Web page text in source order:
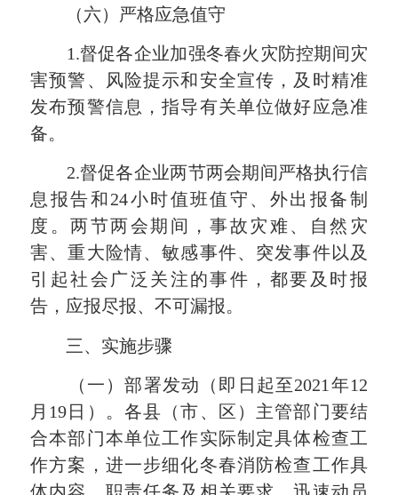
（六）严格应急值守
1.督促各企业加强冬春火灾防控期间灾
害预警、风险提示和安全宣传，及时精准
发布预警信息，指导有关单位做好应急准
备。
2.督促各企业两节两会期间严格执行信
息报告和24小时值班值守、外出报备制
度。两节两会期间，事故灾难、自然灾
害、重大险情、敏感事件、突发事件以及
引起社会广泛关注的事件，都要及时报
告，应报尽报、不可漏报。
三、实施步骤
（一）部署发动（即日起至2021年12
月19日）。 各县（市、区）主管部门要结
合本部门本单位工作实际制定具体检查工
作方案，进一步细化冬春消防检查工作具